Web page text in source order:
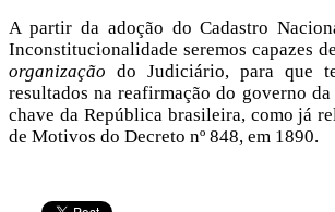
A partir da adoção do Cadastro
Inconstitucionalidade seremos capazes
organização do Judiciário, para que
resultados na reafirmação do governo
chave da República brasileira, como já
de Motivos do Decreto nº 848, em 1890.